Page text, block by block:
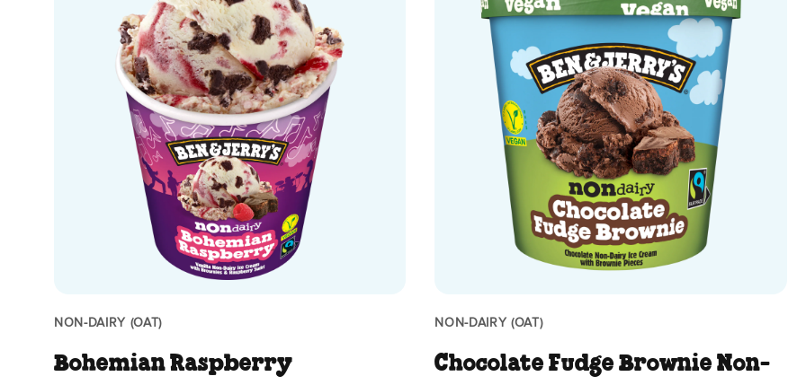
NON-DAIRY (OAT)
Bohemian Raspberry
NON-DAIRY (OAT)
Chocolate Fudge Brownie Non-